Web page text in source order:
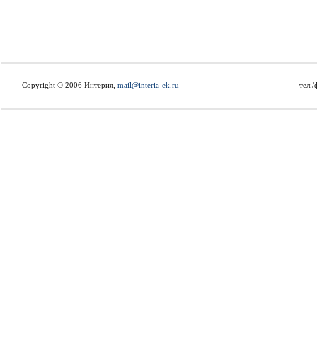
Copyright © 2006 Интерия, mail@interia-ek.ru